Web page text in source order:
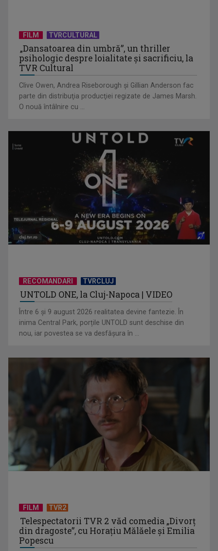
TELEȘCOALA: Matematică, clasa a VIII-a, geometrie plană /
VIDEO
TELEȘCOALA: limba franceză, nivel A 1 (V) / VIDEO
FILM TVRCULTURAL
„Dansatoarea din umbră”, un thriller
psihologic despre loialitate și sacrificiu, la
TVR Cultural
Clive Owen, Andrea Riseborough şi Gillian Anderson fac
parte din distribuţia producţiei regizate de James Marsh.
O nouă întâlnire cu ...
RECOMANDARI TVRCLUJ
UNTOLD ONE, la Cluj-Napoca | VIDEO
Între 6 și 9 august 2026 realitatea devine fantezie. În
inima Central Park, porțile UNTOLD sunt deschise din
nou, iar povestea se va desfășura în ...
FILM TVR2
Telespectatorii TVR 2 văd comedia „Divorţ
din dragoste”, cu Horaţiu Mălăele şi Emilia
Popescu